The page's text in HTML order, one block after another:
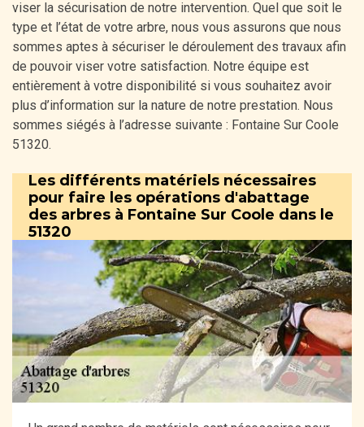
viser la sécurisation de notre intervention. Quel que soit le
type et l’état de votre arbre, nous vous assurons que nous
sommes aptes à sécuriser le déroulement des travaux afin
de pouvoir viser votre satisfaction. Notre équipe est
entièrement à votre disponibilité si vous souhaitez avoir
plus d’information sur la nature de notre prestation. Nous
sommes siégés à l’adresse suivante : Fontaine Sur Coole
51320.
Les différents matériels nécessaires
pour faire les opérations d'abattage
des arbres à Fontaine Sur Coole dans le
51320